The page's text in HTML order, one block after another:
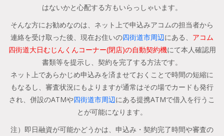
はないかと心配する方もいらっしゃいます。
そんな方にお勧めなのは、ネット上で申込みアコムの担当者から
連絡を受け取った後、現在お住いの四街道市周辺にある、 アコム
四街道大日むじんくんコーナー(閉店)の自動契約機にて本人確認用
書類等を提示し、契約を完了する方法です。
ネット上であらかじめ申込みを済ませておくことで時間の短縮に
もなるし、審査状況にもよりますが通常はその場でカードも発行
され、併設のATMや四街道市周辺にある提携ATMで借入を行うこ
とが可能になります。
注）即日融資が可能かどうかは、申込み・契約完了時間や審査の